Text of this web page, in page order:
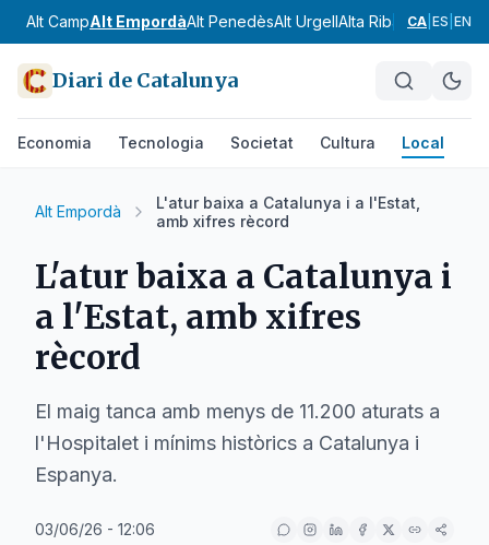
Alt CampAlt EmpordàAlt PenedèsAlt UrgellAlta RibagorçaAnoia
CA ES EN
Diari de Catalunya
Economia Tecnologia Societat Cultura Local
Alt Empordà
L'atur baixa a Catalunya i a l'Estat,
amb xifres rècord
L'atur baixa a Catalunya i
a l'Estat, amb xifres
rècord
El maig tanca amb menys de 11.200 aturats a
l'Hospitalet i mínims històrics a Catalunya i
Espanya.
03/06/26 - 12:06